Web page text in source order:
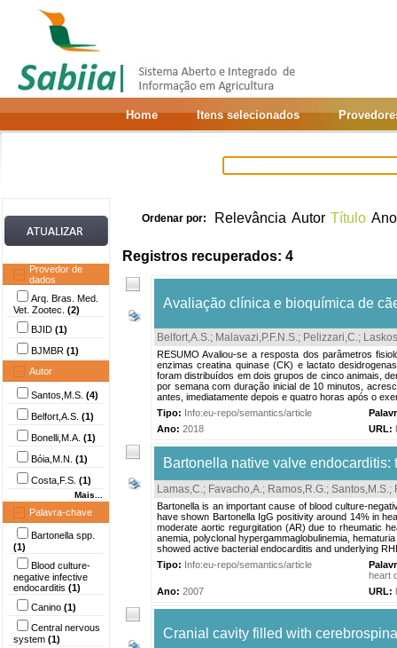
Home Itens selecionados
Provedor de
dados
Arq. Bras. Med.
Vet. Zootec. (2)
BJID (1)
BJMBR (1)
Autor
Santos,M.S. (4)
Belfort,A.S. (1)
Bonelli,M.A. (1)
Bóia,M.N. (1)
Costa,F.S. (1)
Mais...
Palavra-chave
Bartonella spp.
(1)
Blood culture-
negative infective
endocarditis (1)
Canino (1)
Central nervous
system (1)
Ordenar por: Relevância Autor Título Ano
Registros recuperados: 4
Avaliação clínica e bioquímica de
Belfort,A.S.; Malavazi,P.F.N.S.; Pelizzari,C.;
RESUMO Avaliou-se a resposta dos parâmetros
enzimas creatina quinase (CK) e lactato
foram distribuídos em dois grupos de cinco animais,
por semana com duração inicial de 10 minutos,
antes, imediatamente depois e quatro horas após o
Tipo: Info:eu-repo/semantics/article
Ano: 2018 URL:
Bartonella native valve
Lamas,C.; Favacho,A.; Ramos,R.G.; Santos,M.S.;
Bartonella is an important cause of blood culture-
have shown Bartonella IgG positivity around 14% in
moderate aortic regurgitation (AR) due to rheumatic
anemia, polyclonal hypergammaglobulinemia,
showed active bacterial endocarditis and underlying
Tipo: Info:eu-repo/semantics/article
heart
Ano: 2007 URL:
Cranial cavity filled with